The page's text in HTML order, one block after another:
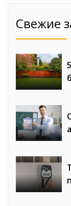
Свежие